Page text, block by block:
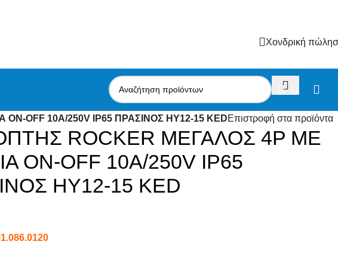
Χονδρική
OFF 10Α/250V IP65 ΠΡΑΣΙΝΟΣ HY12-15 KEDΕπιστροφή στα προϊόντα
ROCKER ΜΕΓΑΛΟΣ 4P ΜΕ
ON-OFF 10Α/250V IP65
HY12-15 KED